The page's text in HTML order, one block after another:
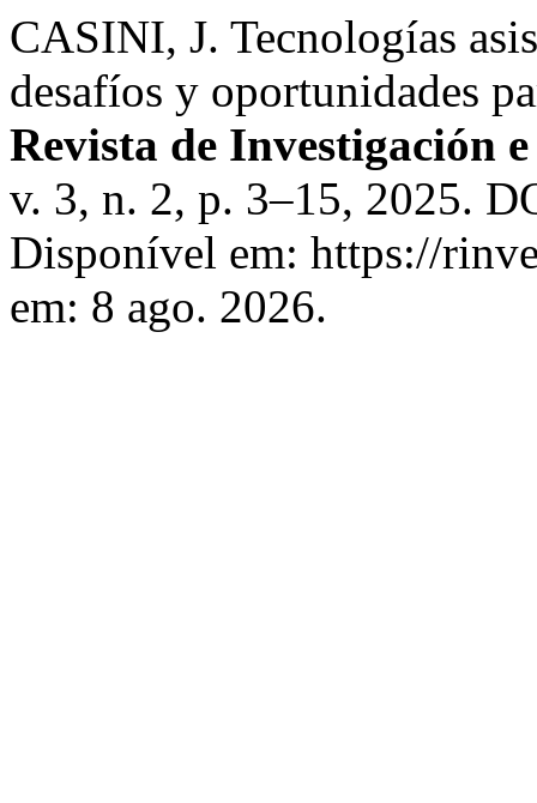
CASINI, J. Tecnologías
desafíos y oportunidades
Revista de Investigación
v. 3, n. 2, p. 3–15, 2025.
Disponível em: https://
em: 8 ago. 2026.